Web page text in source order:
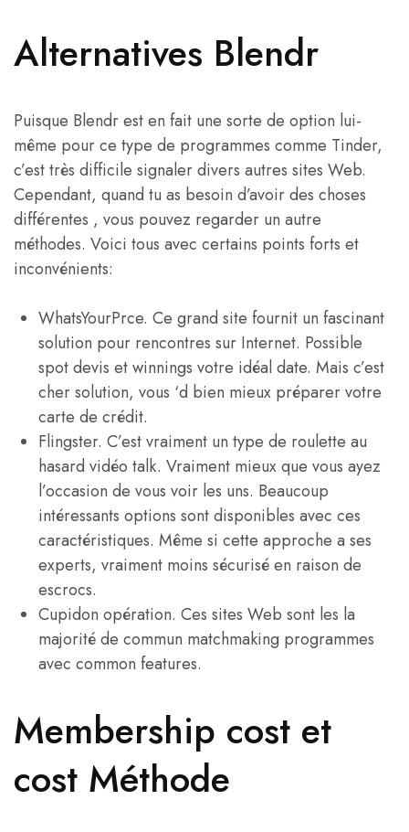
Alternatives Blendr
Puisque Blendr est en fait une sorte de option lui-
même pour ce type de programmes comme Tinder,
c’est très difficile signaler divers autres sites Web.
Cependant, quand tu as besoin d’avoir des choses
différentes , vous pouvez regarder un autre
méthodes. Voici tous avec certains points forts et
inconvénients:
WhatsYourPrce. Ce grand site fournit un fascinant
solution pour rencontres sur Internet. Possible
spot devis et winnings votre idéal date. Mais c’est
cher solution, vous ‘d bien mieux préparer votre
carte de crédit.
Flingster. C’est vraiment un type de roulette au
hasard vidéo talk. Vraiment mieux que vous ayez
l’occasion de vous voir les uns. Beaucoup
intéressants options sont disponibles avec ces
caractéristiques. Même si cette approche a ses
experts, vraiment moins sécurisé en raison de
escrocs.
Cupidon opération. Ces sites Web sont les la
majorité de commun matchmaking programmes
avec common features.
Membership cost et
cost Méthode